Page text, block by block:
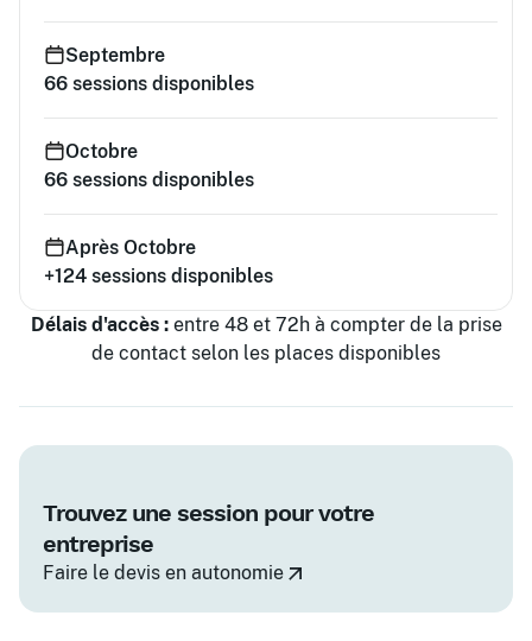
Septembre
66 sessions disponibles
Octobre
66 sessions disponibles
Après Octobre
+124 sessions disponibles
Délais d'accès :entre 48 et 72h à compter de la prise
de contact selon les places disponibles
Trouvez une session pour votre
entreprise
Faire le devis en autonomie